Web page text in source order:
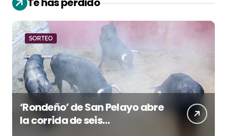
SORTEO
‘Rondeño’ de San Pelayo abre
la corrida de seis